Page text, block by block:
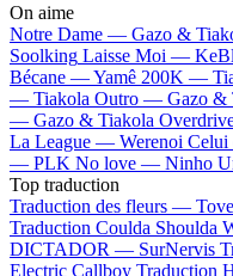
On aime
Notre Dame — Gazo &
Soolking Laisse Moi —
Bécane —Yamê 200K —
— Tiakola Outro — Gazo &
— Gazo & Tiakola
La League — Werenoi
— PLK No love — Ninho
Top traduction
Traduction des fleurs —
Traduction Coulda Shoulda
DICTADOR — SurNervis
Electric Callboy Traduction